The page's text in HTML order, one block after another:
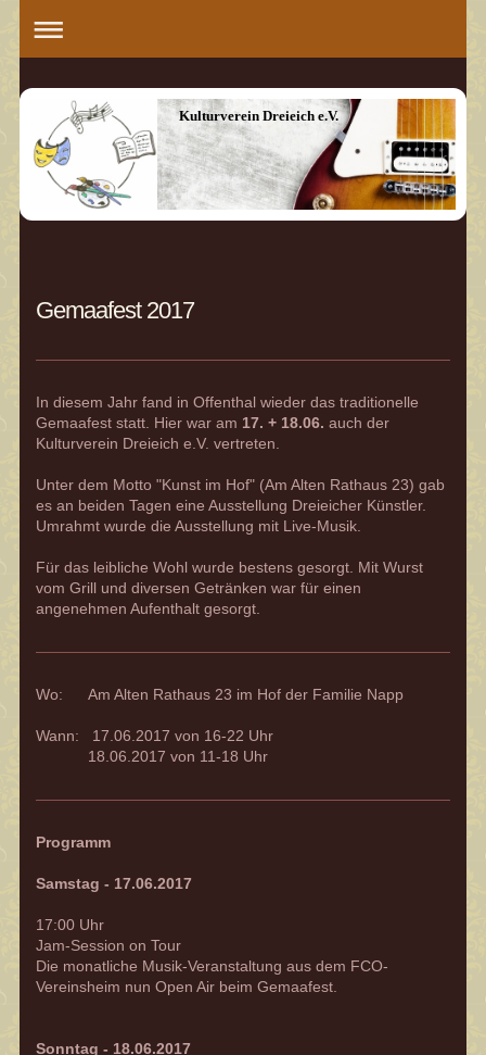
Kulturverein Dreieich e.V.
Gemaafest 2017
In diesem Jahr fand in Offenthal wieder das traditionelle
Gemaafest statt. Hier war am 17. + 18.06. auch der
Kulturverein Dreieich e.V. vertreten.
Unter dem Motto "Kunst im Hof" (Am Alten Rathaus 23) gab
es an beiden Tagen eine Ausstellung Dreieicher Künstler.
Umrahmt wurde die Ausstellung mit Live-Musik.
Für das leibliche Wohl wurde bestens gesorgt. Mit Wurst
vom Grill und diversen Getränken war für einen
angenehmen Aufenthalt gesorgt.
Wo: Am Alten Rathaus 23 im Hof der Familie Napp
Wann: 17.06.2017 von 16-22 Uhr
18.06.2017 von 11-18 Uhr
Programm
Samstag - 17.06.2017
17:00 Uhr
Jam-Session on Tour
Die monatliche Musik-Veranstaltung aus dem FCO-
Vereinsheim nun Open Air beim Gemaafest.
Sonntag - 18.06.2017